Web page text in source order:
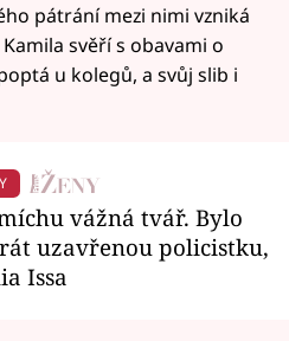
pátrání mezi nimi vzniká
svěří s obavami o
u kolegů, a svůj slib i
vážná tvář. Bylo
uzavřenou policistku,
Issa